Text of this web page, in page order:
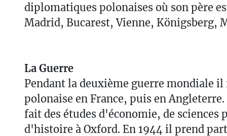
diplomatiques polonaises où son père
Madrid, Bucarest, Vienne,
La Guerre
Pendant la deuxième guerre mondiale
polonaise en France, puis en
fait des études d'économie, de sciences
d'histoire à Oxford. En 1944 il prend